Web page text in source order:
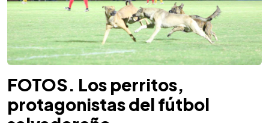
FOTOS. Los perritos,
protagonistas del fútbol